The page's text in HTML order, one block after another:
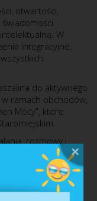
otwartości,
W
integracyjne,
do aktywnego
ramach obchodów,
Mocy”, które
rozmowy i
człowieka.